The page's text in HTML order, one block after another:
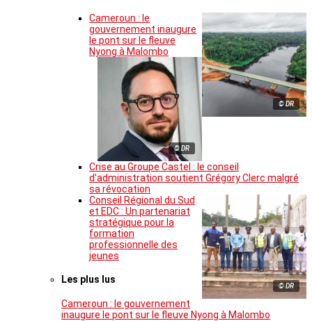
© DR
Cameroun : le
gouvernement inaugure
le pont sur le fleuve
Nyong à Malombo
© DR
Crise au Groupe Castel : le conseil
d’administration soutient Grégory Clerc malgré
sa révocation
© DR
Conseil Régional du Sud
et EDC : Un partenariat
stratégique pour la
formation
professionnelle des
jeunes
Les plus lus
Cameroun : le gouvernement
inaugure le pont sur le fleuve Nyong à Malombo